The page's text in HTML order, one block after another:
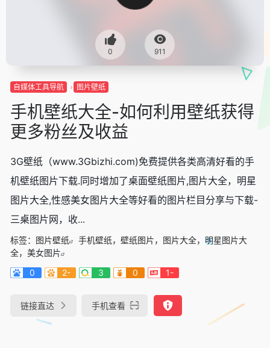
0 911
自媒体工具导航 图片壁纸
手机壁纸大全-如何利用壁纸获得
更多粉丝及收益
3G壁纸（www.3Gbizhi.com)免费提供各类高清好看的手
机壁纸图片下载.同时增加了桌面壁纸图片,图片大全，明星
图片大全,性感美女图片大全等好看的图片栏目分享与下载-
三桌图片网，收...
标签： 图片壁纸
手机壁纸，壁纸图片，图片大全，明星图片大
全，美女图片
0
2- 3 0 1-
链接直达 手机查看